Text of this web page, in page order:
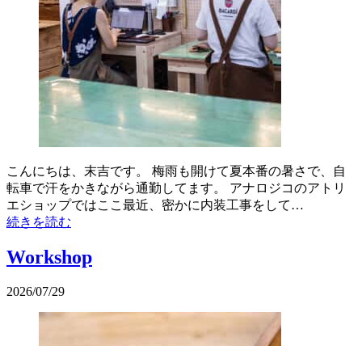
こんにちは、末吉です。 梅雨も開けて夏本番の暑さで、自
転車で汗をかきながら通勤してます。 アナロジコのアトリ
エショップではここ最近、密かに内装工事をして…
続きを読む
Workshop
2026/07/29